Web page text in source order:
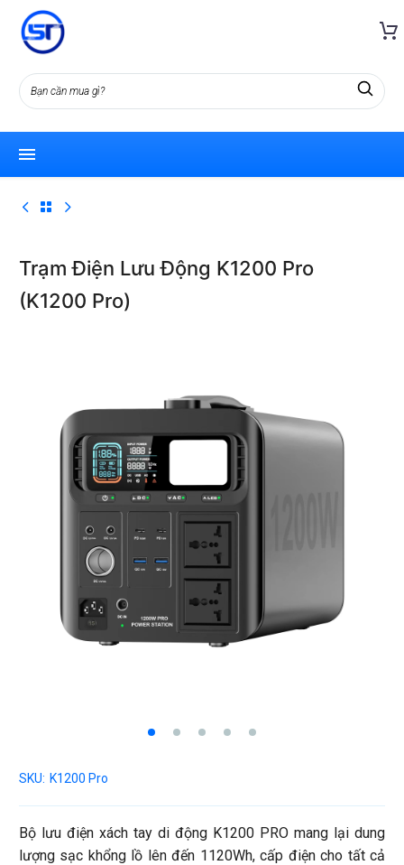
Trạm Điện Lưu Động K1200 Pro
(K1200 Pro)
SKU: K1200 Pro
Bộ lưu điện xách tay di động K1200 PRO mang lại dung
lượng sạc khổng lồ lên đến 1120Wh, cấp điện cho tất cả